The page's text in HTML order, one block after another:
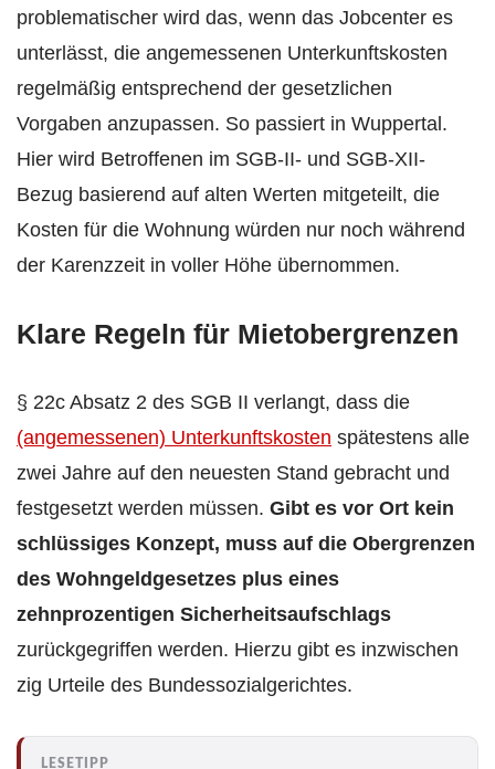
problematischer wird das, wenn das Jobcenter es
unterlässt, die angemessenen Unterkunftskosten
regelmäßig entsprechend der gesetzlichen
Vorgaben anzupassen. So passiert in Wuppertal.
Hier wird Betroffenen im SGB-II- und SGB-XII-
Bezug basierend auf alten Werten mitgeteilt, die
Kosten für die Wohnung würden nur noch während
der Karenzzeit in voller Höhe übernommen.
Klare Regeln für Mietobergrenzen
§ 22c Absatz 2 des SGB II verlangt, dass die
(angemessenen) Unterkunftskosten spätestens alle
zwei Jahre auf den neuesten Stand gebracht und
festgesetzt werden müssen. Gibt es vor Ort kein
schlüssiges Konzept, muss auf die Obergrenzen
des Wohngeldgesetzes plus eines
zehnprozentigen Sicherheitsaufschlags
zurückgegriffen werden. Hierzu gibt es inzwischen
zig Urteile des Bundessozialgerichtes.